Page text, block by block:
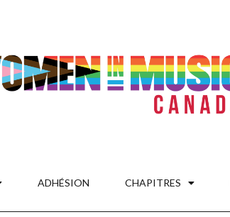
ADHÉSION CHAPITRES